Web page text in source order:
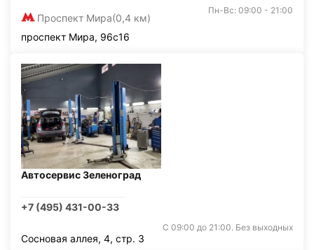
Проспект Мира(0,4 км)
Пн-Вс: 09:00 - 21:00
проспект Мира, 96с16
Автосервис Зеленоград
+7 (495) 431-00-33
С 09:00 до 21:00. Без выходных
Сосновая аллея, 4, стр. 3